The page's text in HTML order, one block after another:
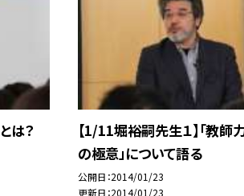
は？
【1/11堀裕嗣先生１】「教師
の極意」について語る
公開日 2014/01/23
更新日 2014/01/23